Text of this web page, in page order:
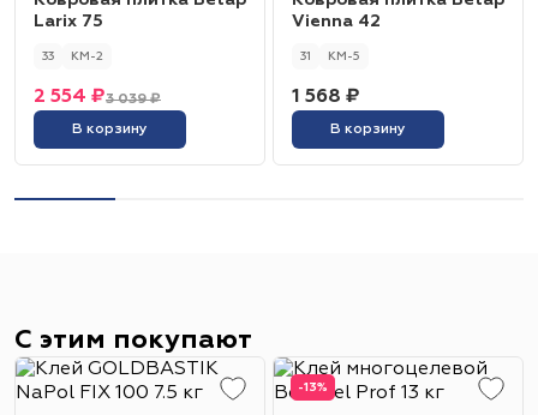
Larix 75
33 КМ-2
3 039 ₽
2 554 ₽
В корзину
Vienna 42
31 КМ-5
1 568 ₽
В корзину
С этим покупают
-13%